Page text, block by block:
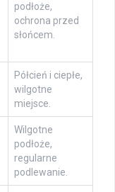
podłoże,
ochrona przed
słońcem.
Półcień i ciepłe,
wilgotne
miejsce.
Wilgotne
podłoże,
regularne
podlewanie.